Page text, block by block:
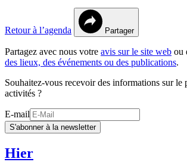
Retour à l’agenda Partager
Partagez avec nous votre avis sur le site web ou
des lieux, des événements ou des publications.
Souhaitez-vous recevoir des informations sur le
activités ?
E-mail
S'abonner à la newsletter
Hier